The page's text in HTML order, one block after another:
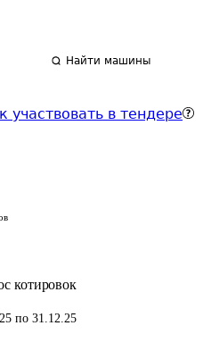
Найти машины
участвовать в тендере
котировок
по 31.12.25